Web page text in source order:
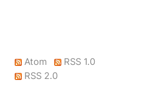
Atom
RSS 1.0
RSS 2.0